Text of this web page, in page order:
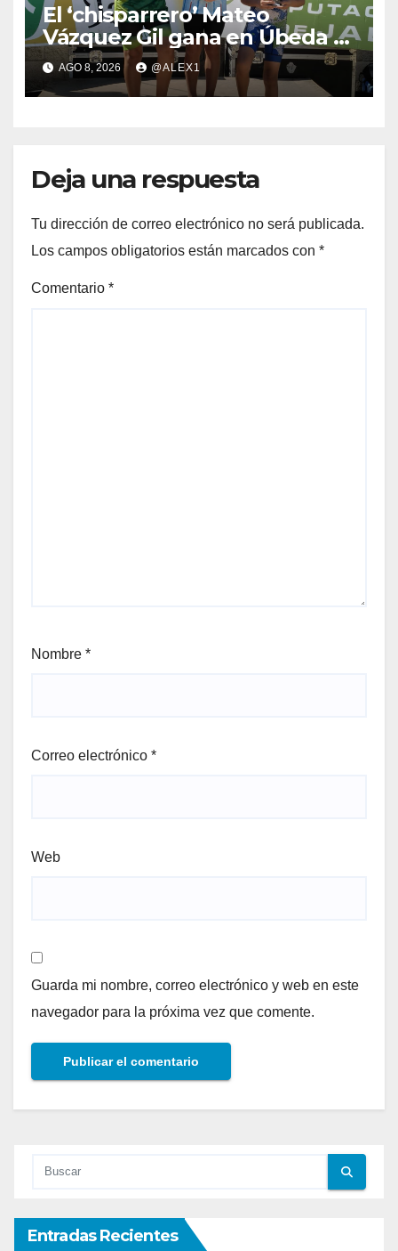
El ‘chisparrero’ Mateo
Vázquez Gil gana en Úbeda y
se proclama subcampeón de
Andalucía de acuatlón
AGO 8, 2026 @ALEX1
Deja una respuesta
Tu dirección de correo electrónico no será publicada.
Los campos obligatorios están marcados con *
Comentario *
Nombre *
Correo electrónico *
Web
Guarda mi nombre, correo electrónico y web en este
navegador para la próxima vez que comente.
Entradas Recientes